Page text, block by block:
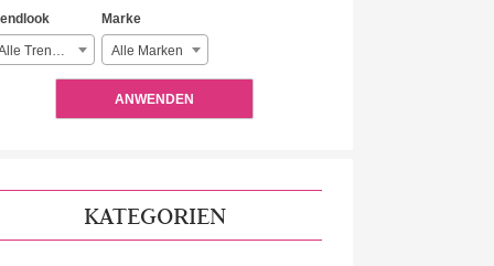
Alle Trendlooks
Marke
Alle Marken
ANWENDEN
KATEGORIEN